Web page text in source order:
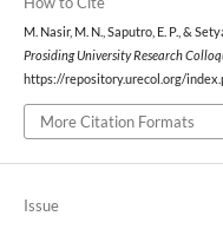
M. Nasir, M. N., Saputro, E. P., &
Prosiding University Research
https://repository.urecol.org/
More Citation Formats
Issue